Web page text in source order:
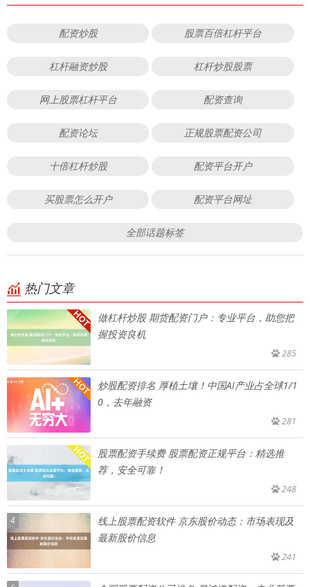
配资炒股 股票百倍杠杆平台
杠杆融资炒股 杠杆炒股股票
网上股票杠杆平台 配资查询
配资论坛 正规股票配资公司
十倍杠杆炒股 配资平台开户
买股票怎么开户 配资平台网址
全部话题标签
热门文章
做杠杆炒股 期货配资门户：专业平台，助您把
握投资良机
285
炒股配资排名 厚植土壤！中国AI产业占全球1/1
0，去年融资
281
股票配资手续费 股票配资正规平台：精选推
荐，安全可靠！
248
4
线上股票配资软件 京东股价动态：市场表现及
最新股价信息
241